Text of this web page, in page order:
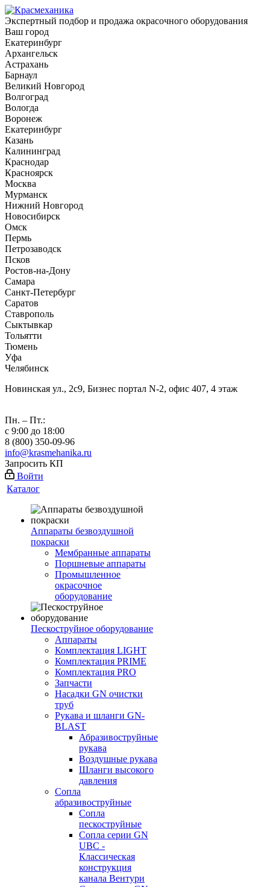
Экспертный подбор и продажа окрасочного оборудования
Ваш город
Екатеринбург
Архангельск
Астрахань
Барнаул
Великий Новгород
Волгоград
Вологда
Воронеж
Екатеринбург
Казань
Калининград
Краснодар
Красноярск
Москва
Мурманск
Нижний Новгород
Новосибирск
Омск
Пермь
Петрозаводск
Псков
Ростов-на-Дону
Самара
Санкт-Петербург
Саратов
Ставрополь
Сыктывкар
Тольятти
Тюмень
Уфа
Челябинск
Новинская ул., 2с9, Бизнес портал N-2, офис 407, 4 этаж
Пн. – Пт.:
с 9:00 до 18:00
8 (800) 350-09-96
info@krasmehanika.ru
Запросить КП
Войти
Каталог
Аппараты безвоздушной
покраски
Мембранные аппараты
Поршневые аппараты
Промышленное
окрасочное
оборудование
Пескоструйное оборудование
Аппараты
Комплектация LIGHT
Комплектация PRIME
Комплектация PRO
Запчасти
Насадки GN очистки
труб
Рукава и шланги GN-
BLAST
Абразивоструйные
рукава
Воздушные рукава
Шланги высокого
давления
Сопла
абразивоструйные
Сопла
пескоструйные
Сопла серии GN
UBC -
Классическая
конструкция
канала Вентури